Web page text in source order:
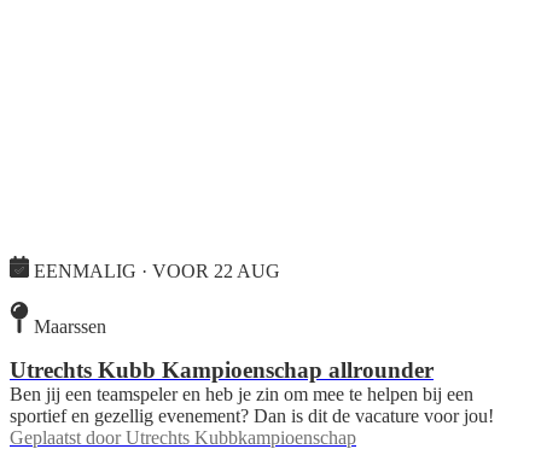
EENMALIG · VOOR 22 AUG
Maarssen
Utrechts Kubb Kampioenschap allrounder
Ben jij een teamspeler en heb je zin om mee te helpen bij een
sportief en gezellig evenement? Dan is dit de vacature voor jou!
Geplaatst door Utrechts Kubbkampioenschap